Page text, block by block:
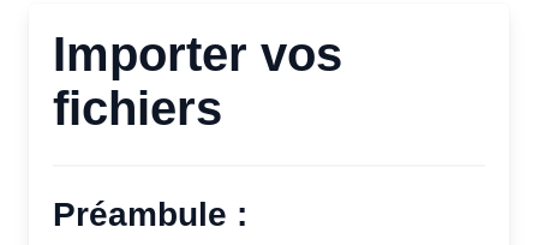
Importer vos
fichiers
Préambule :